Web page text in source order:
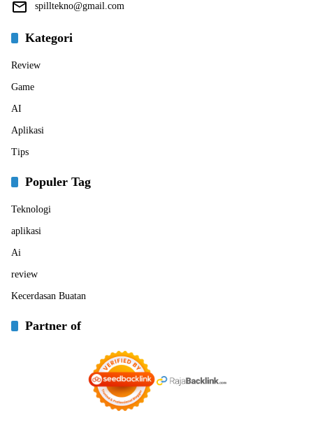
spilltekno@gmail.com
Kategori
Review
Game
AI
Aplikasi
Tips
Populer Tag
Teknologi
aplikasi
Ai
review
Kecerdasan Buatan
Partner of